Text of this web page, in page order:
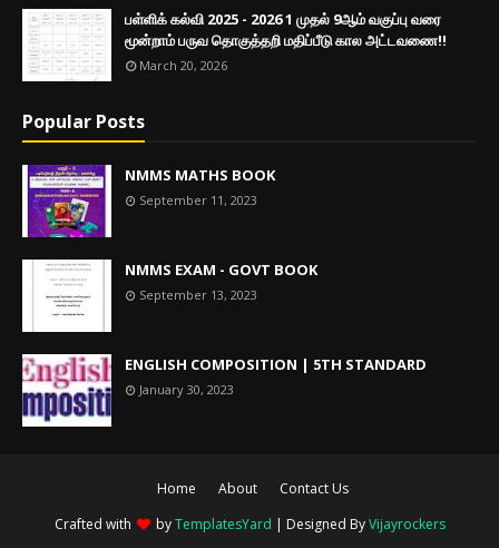
பள்ளிக் கல்வி 2025 - 2026 1 முதல் 9ஆம் வகுப்பு வரை
மூன்றாம் பருவ தொகுத்தறி மதிப்பீடு கால அட்டவணை!!
March 20, 2026
Popular Posts
NMMS MATHS BOOK
September 11, 2023
NMMS EXAM - GOVT BOOK
September 13, 2023
ENGLISH COMPOSITION | 5TH STANDARD
January 30, 2023
Home About
Contact Us
Crafted with
byTemplatesYard | Designed ByVijayrockers